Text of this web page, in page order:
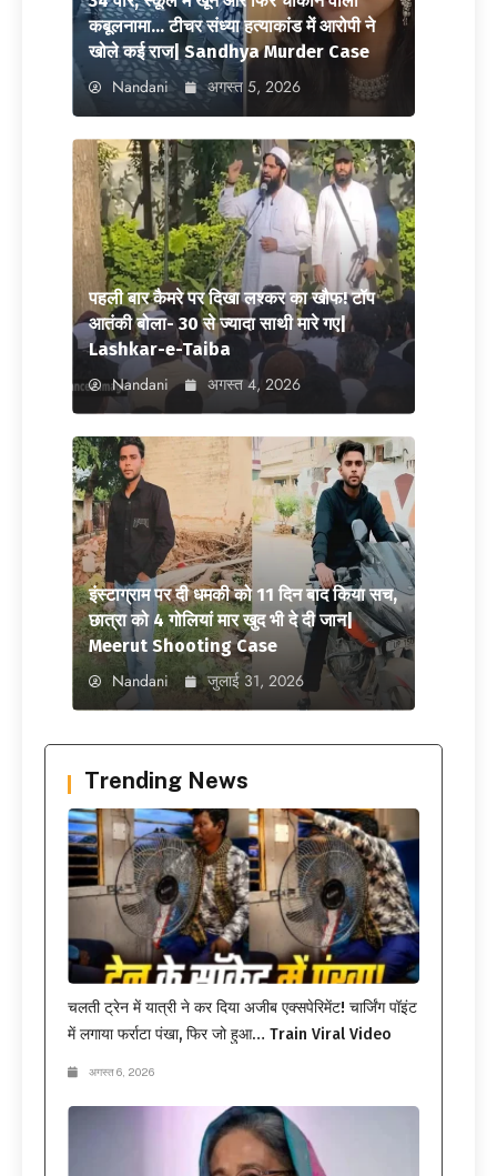
कबूलनामा… टीचर संध्या हत्याकांड में आरोपी ने
खोले कई राज| Sandhya Murder Case
Nandani अगस्त 5, 2026
पहली बार कैमरे पर दिखा लश्कर का खौफ! टॉप
आतंकी बोला- 30 से ज्यादा साथी मारे गए|
Lashkar-e-Taiba
Nandani अगस्त 4, 2026
इंस्टाग्राम पर दी धमकी को 11 दिन बाद किया सच,
छात्रा को 4 गोलियां मार खुद भी दे दी जान|
Meerut Shooting Case
Nandani जुलाई 31, 2026
Trending News
चलती ट्रेन में यात्री ने कर दिया अजीब एक्सपेरिमेंट! चार्जिंग पॉइंट
में लगाया फर्राटा पंखा, फिर जो हुआ… Train Viral Video
अगस्त 6, 2026